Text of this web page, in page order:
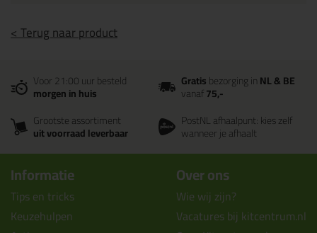
< Terug naar product
Voor 21:00 uur besteld
morgen in huis
Gratisbezorging inNL & BE
vanaf75,-
Grootste assortiment
uit voorraad leverbaar
PostNL afhaalpunt: kies zelf
wanneer je afhaalt
Informatie
Tips en tricks
Keuzehulpen
Over ons
Wie wij zijn?
Vacatures bij kitcentrum.nl